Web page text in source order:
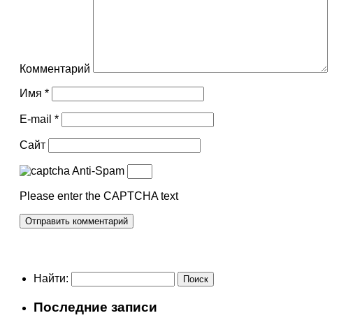
Комментарий
Имя *
E-mail *
Сайт
Anti-Spam
Please enter the CAPTCHA text
Найти:
Последние записи